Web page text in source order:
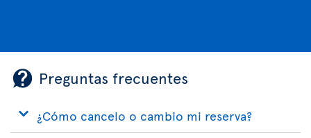
Preguntas frecuentes
¿Cómo cancelo o cambio mi reserva?